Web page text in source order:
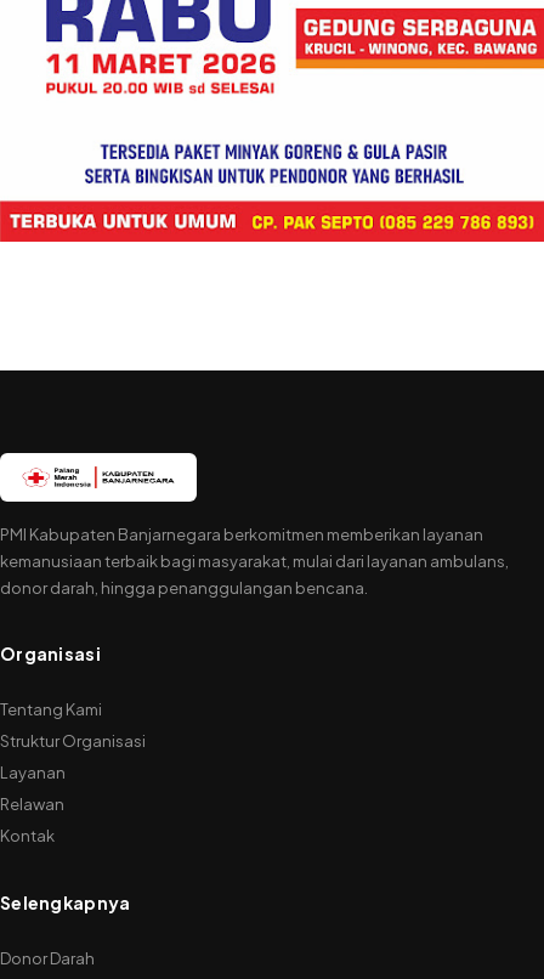
PMI Kabupaten Banjarnegara berkomitmen memberikan layanan
kemanusiaan terbaik bagi masyarakat, mulai dari layanan ambulans,
donor darah, hingga penanggulangan bencana.
Organisasi
Tentang Kami
Struktur Organisasi
Layanan
Relawan
Kontak
Selengkapnya
Donor Darah